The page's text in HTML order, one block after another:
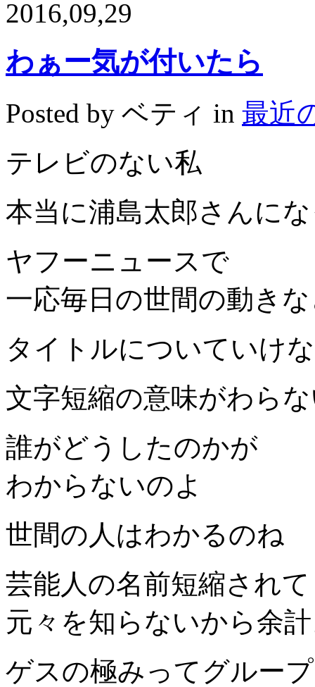
2016,09,29
わぁー気が付いたら
Posted by ベティ in 最近
テレビのない私
本当に浦島太郎さんに
ヤフーニュースで
一応毎日の世間の動き
タイトルについていけ
文字短縮の意味がわら
誰がどうしたのかが
わからないのよ
世間の人はわかるのね
芸能人の名前短縮され
元々を知らないから余
ゲスの極みってグルー